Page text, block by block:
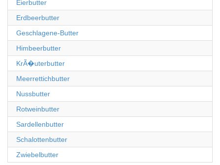
Eierbutter
Erdbeerbutter
Geschlagene-Butter
Himbeerbutter
KrÃ�uterbutter
Meerrettichbutter
Nussbutter
Rotweinbutter
Sardellenbutter
Schalottenbutter
Zwiebelbutter